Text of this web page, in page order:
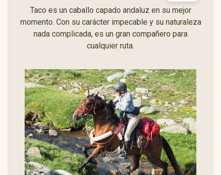
Taco es un caballo capado andaluz en su mejor
momento. Con su carácter impecable y su naturaleza
nada complicada, es un gran compañero para
cualquier ruta.